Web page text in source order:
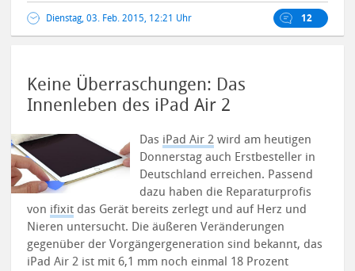
Dienstag, 03. Feb. 2015, 12:21 Uhr 12
Keine Überraschungen: Das
Innenleben des iPad Air 2
Das iPad Air 2 wird am heutigen
Donnerstag auch Erstbesteller in
Deutschland erreichen. Passend
dazu haben die Reparaturprofis
von ifixit das Gerät bereits zerlegt und auf Herz und
Nieren untersucht. Die äußeren Veränderungen
gegenüber der Vorgängergeneration sind bekannt, das
iPad Air 2 ist mit 6,1 mm noch einmal 18 Prozent